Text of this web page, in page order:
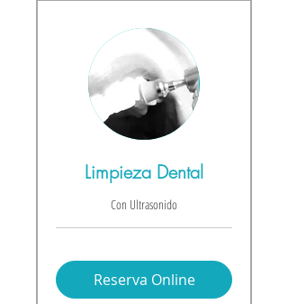
Limpieza Dental
Con Ultrasonido
Reserva Online